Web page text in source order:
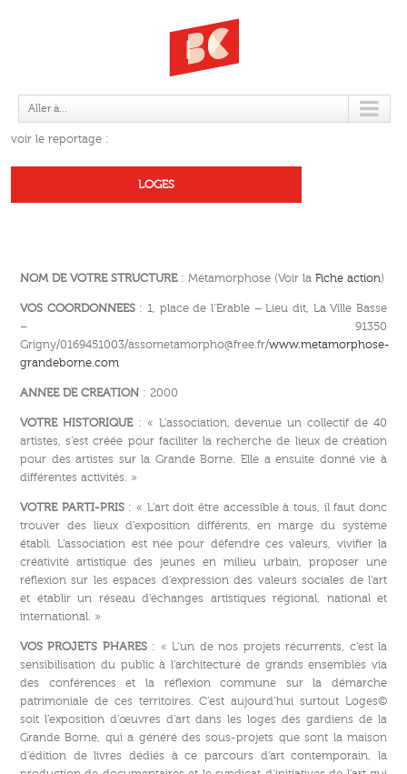
Aller à...
MÉTAMORPHOSE
voir le reportage :
LOGES
NOM DE VOTRE STRUCTURE: Métamorphose (Voir la Fiche action)
VOS COORDONNEES: 1, place de l’Erable – Lieu dit, La Ville Basse
– 91350
Grigny/0169451003/assometamorpho@free.fr/www.metamorphose-
grandeborne.com
ANNEE DE CREATION : 2000
VOTRE HISTORIQUE: « L’association, devenue un collectif de 40
artistes, s’est créée pour faciliter la recherche de lieux de création
pour des artistes sur la Grande Borne. Elle a ensuite donné vie à
différentes activités. »
VOTRE PARTI-PRIS: « L’art doit être accessible à tous, il faut donc
trouver des lieux d’exposition différents, en marge du système
établi. L’association est née pour défendre ces valeurs, vivifier la
créativité artistique des jeunes en milieu urbain, proposer une
réflexion sur les espaces d’expression des valeurs sociales de l’art
et établir un réseau d’échanges artistiques régional, national et
international. »
VOS PROJETS PHARES: « L’un de nos projets récurrents, c’est la
sensibilisation du public à l’architecture de grands ensembles via
des conférences et la réflexion commune sur la démarche
patrimoniale de ces territoires. C’est aujourd’hui surtout Loges©
soit l’exposition d’œuvres d’art dans les loges des gardiens de la
Grande Borne, qui a généré des sous-projets que sont la maison
d’édition de livres dédiés à ce parcours d’art contemporain, la